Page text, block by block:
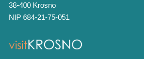
38-400 Krosno
NIP 684-21-75-051